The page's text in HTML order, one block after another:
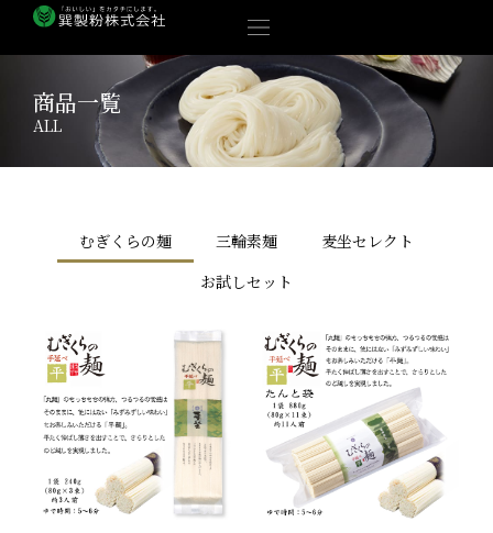
商品一覧
ALL
むぎくらの麺 三輪素麺
麦坐セレクト
お試しセット